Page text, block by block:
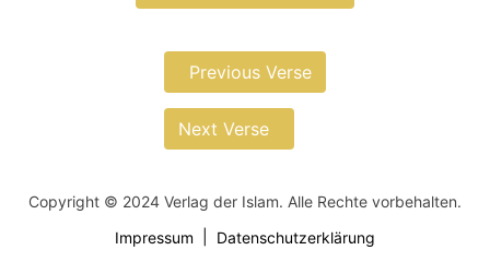
Previous Verse
Next Verse
Copyright © 2024 Verlag der Islam. Alle Rechte vorbehalten.
Impressum
Datenschutzerklärung